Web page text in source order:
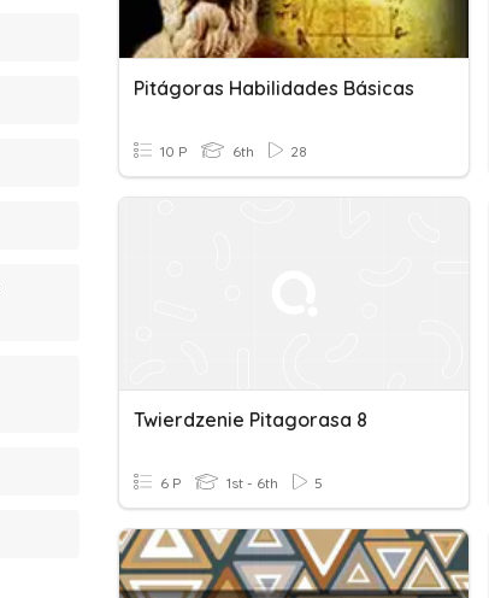
Pitágoras Habilidades Básicas
10 P 6th 28
Twierdzenie Pitagorasa 8
6 P 1st - 6th 5